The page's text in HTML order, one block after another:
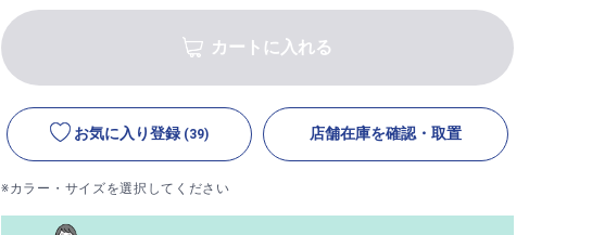
カートに入れる
お気に入り登録 (39) 店舗在庫を確認・取置
※カラー・サイズを選択してください